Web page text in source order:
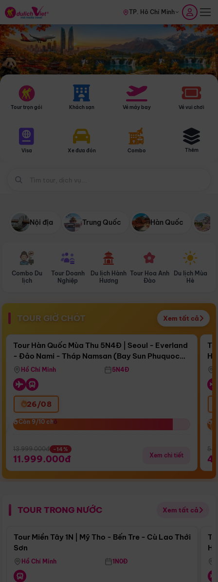
TP. Hồ Chí Minh
Tour trọn gói Khách sạn Vé máy bay Vé vui chơi
Visa Xe đưa đón Combo Thêm
Nội địa Trung Quốc Hàn Quốc
Combo Du
lịch
Tour Doanh
Nghiệp
Du lịch Hành
Hương
Tour Hoa Anh
Đào
Du lịch Mùa
Hè
TOUR GIỜ CHÓT Xem tất cả
Còn16 ngày 13:23:55
Bay Sun Phuquoc Airways
Điểm nổi bật
Tour Hàn Quốc Mùa Thu 5N4Đ | Seoul - Everland
- Đảo Nami - Tháp Namsan (Bay Sun Phuquoc
Airways)
Hồ Chí Minh 5N4Đ
26/08
Còn 9/10 chỗ
Còn 9/10 chỗ
13.999.000đ -14%
11.999.000đ Xem chi tiết
TOUR TRONG NƯỚC Xem tất cả
Điểm nổi bật
Tour Miền Tây 1N | Mỹ Tho - Bến Tre - Cù Lao Thới
Sơn
Hồ Chí Minh 1N0Đ